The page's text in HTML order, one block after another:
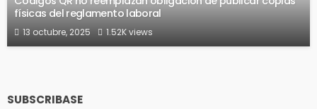
físicas del reglamento laboral
13 octubre, 2025 1.52K views
SUBSCRIBASE